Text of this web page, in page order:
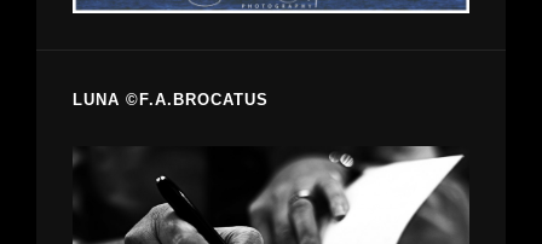
LUNA ©F.A.BROCATUS